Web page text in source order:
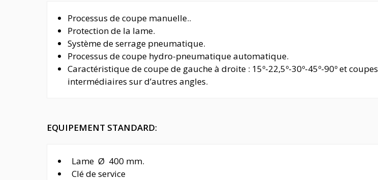
Processus de coupe manuelle..
Protection de la lame.
Système de serrage pneumatique.
Processus de coupe hydro-pneumatique automatique.
Caractéristique de coupe de gauche à droite : 15º-22,5º-30º-45º-90º et coupes
intermédiaires sur d’autres angles.
EQUIPEMENT STANDARD:
Lame Ø 400 mm.
Clé de service